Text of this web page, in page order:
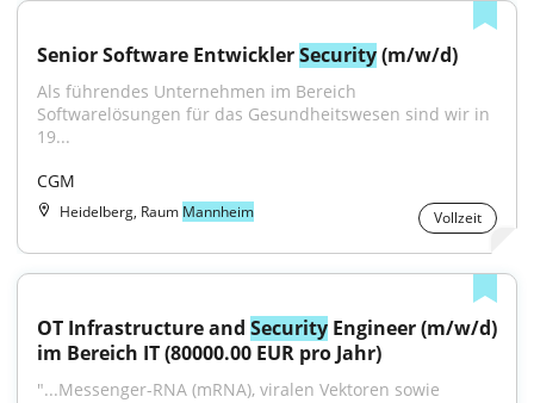
Senior Software Entwickler Security (m/w/d)
Als führendes Unternehmen im Bereich
Softwarelösungen für das Gesundheitswesen sind wir in
19...
CGM
Heidelberg, Raum Mannheim Vollzeit
OT Infrastructure and Security Engineer (m/w/d)
im Bereich IT (80000.00 EUR pro Jahr)
"...Messenger-RNA (mRNA), viralen Vektoren sowie